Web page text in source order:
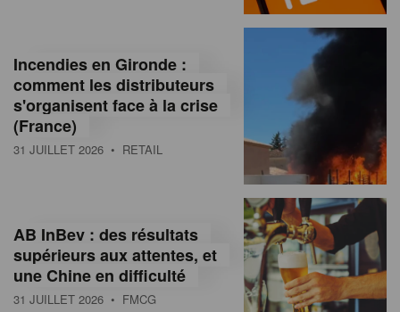
n
e
n
Incendies en Gironde :
comment les distributeurs
s'organisent face à la crise
(France)
31 JUILLET 2026 • RETAIL
AB InBev : des résultats
supérieurs aux attentes, et
une Chine en difficulté
31 JUILLET 2026 • FMCG